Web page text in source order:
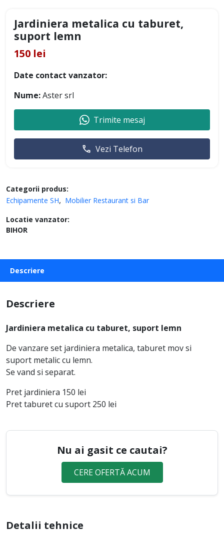
Categorii produs:
Echipamente SH
Mobilier Restaurant si Bar
Locatie vanzator:
BIHOR
Jardiniera metalica cu taburet,
suport lemn
150 lei
Date contact vanzator:
Nume:Aster srl
Trimite mesaj
Vezi Telefon
Descriere
Descriere
Jardiniera metalica cu taburet, suport lemn
De vanzare set jardiniera metalica, taburet mov si
suport metalic cu lemn.
Se vand si separat.
Pret jardiniera 150 lei
Pret taburet cu suport 250 lei
Nu ai gasit ce cautai?
CERE OFERTĂ ACUM
Detalii tehnice